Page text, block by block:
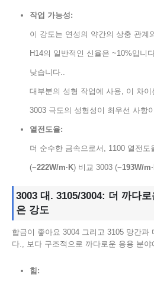
작업 가능성:
이 강도는 연성의 약간의 상충 관계
H14의 일반적인 신율은 ~10%입니
낮습니다..
대부분의 성형 작업에 사용, 이 차
3003 극도의 성형성이 최우선 사항
열전도율:
더 순수한 금속으로서, 1100 열전도
(~222W/m·K) 비교 3003 (~193W/
3003 대. 3105/3004: 더 까다
은 강도
합금이 좋아요 3004 그리고 3105 망간과
다., 보다 구조적으로 까다로운 응용 분야
힘: